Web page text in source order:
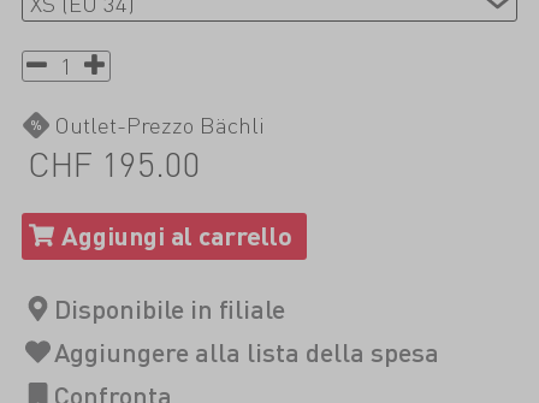
Outlet-Prezzo Bächli
CHF 195.00